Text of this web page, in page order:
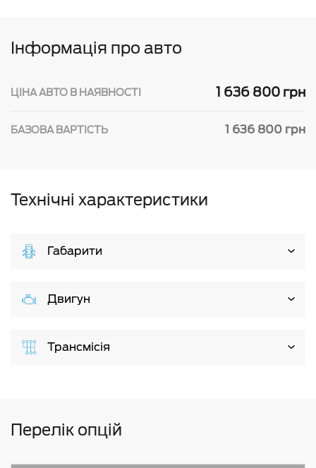
Інформація про авто
ЦІНА АВТО В НАЯВНОСТІ 1 636 800 грн
БАЗОВА ВАРТІСТЬ 1 636 800 грн
Технічні характеристики
Габарити
Двигун
Трансмісія
Перелік опцій